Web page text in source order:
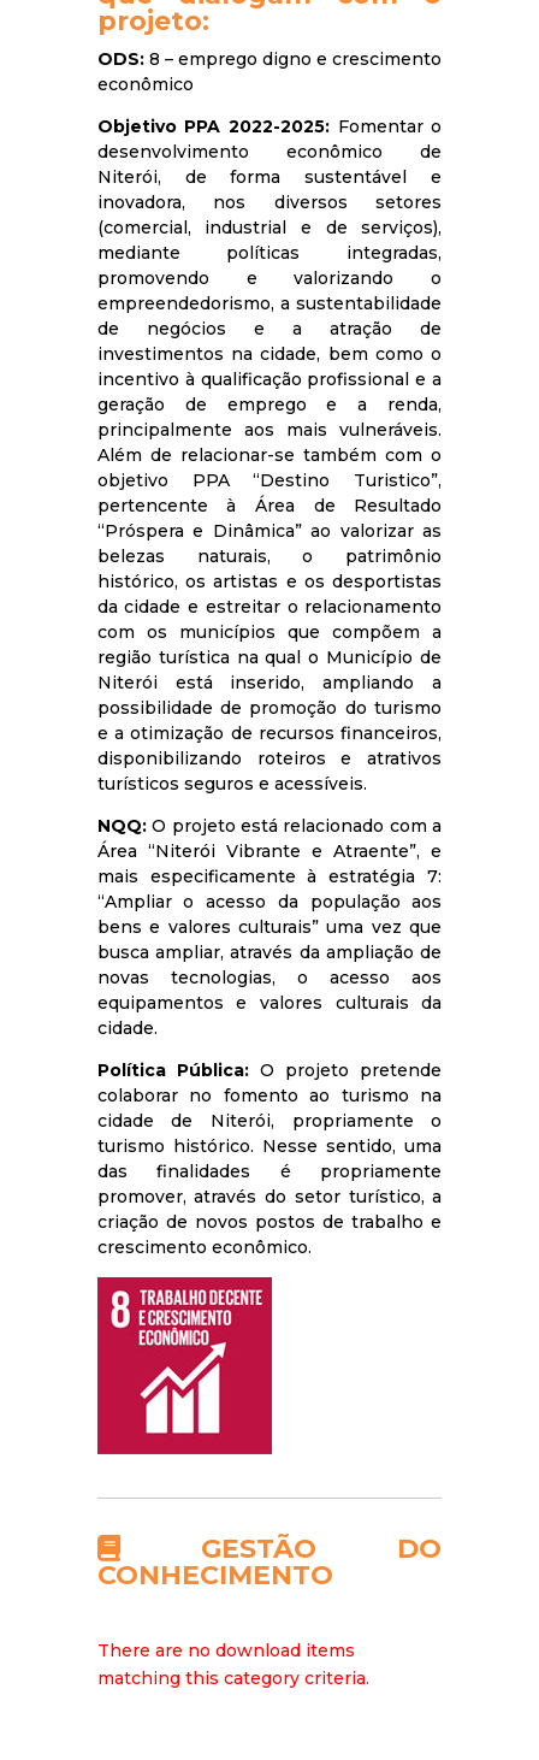
projeto:
ODS:8 – emprego digno e crescimento
econômico
Objetivo PPA 2022-2025: Fomentar o
desenvolvimento econômico de
Niterói, de forma sustentável e
inovadora, nos diversos setores
(comercial, industrial e de serviços),
mediante políticas integradas,
promovendo e valorizando o
empreendedorismo, a sustentabilidade
de negócios e a atração de
investimentos na cidade, bem como o
incentivo à qualificação profissional e a
geração de emprego e a renda,
principalmente aos mais vulneráveis.
Além de relacionar-se também com o
objetivo PPA “Destino Turistico”,
pertencente à Área de Resultado
“Próspera e Dinâmica” ao valorizar as
belezas naturais, o patrimônio
histórico, os artistas e os desportistas
da cidade e estreitar o relacionamento
com os municípios que compõem a
região turística na qual o Município de
Niterói está inserido, ampliando a
possibilidade de promoção do turismo
e a otimização de recursos financeiros,
disponibilizando roteiros e atrativos
turísticos seguros e acessíveis.
NQQ:O projeto está relacionado com a
Área “Niterói Vibrante e Atraente”, e
mais especificamente à estratégia 7:
“Ampliar o acesso da população aos
bens e valores culturais” uma vez que
busca ampliar, através da ampliação de
novas tecnologias, o acesso aos
equipamentos e valores culturais da
cidade.
Política Pública: O projeto pretende
colaborar no fomento ao turismo na
cidade de Niterói, propriamente o
turismo histórico. Nesse sentido, uma
das finalidades é propriamente
promover, através do setor turístico, a
criação de novos postos de trabalho e
crescimento econômico.
GESTÃO DO
CONHECIMENTO
There are no download items
matching this category criteria.